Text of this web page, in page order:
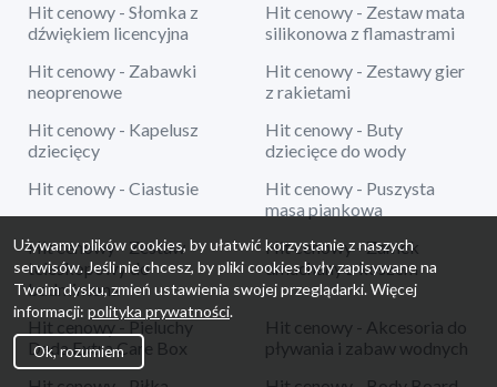
Hit cenowy - Słomka z
dźwiękiem licencyjna
Hit cenowy - Zestaw mata
silikonowa z flamastrami
Hit cenowy - Zabawki
neoprenowe
Hit cenowy - Zestawy gier
z rakietami
Hit cenowy - Kapelusz
dziecięcy
Hit cenowy - Buty
dziecięce do wody
Hit cenowy - Ciastusie
Hit cenowy - Puszysta
masa piankowa
Hit cenowy - Zestaw
teleskopowy do
badmintona
Hit cenowy - Zamek
dmuchany z koszem
Hit cenowy - Pieluchy
Dada Extra Care Box
Hit cenowy - Akcesoria do
pływania i zabaw wodnych
Używamy plików cookies, by ułatwić korzystanie z naszych
serwisów. Jeśli nie chcesz, by pliki cookies były zapisywane na
Twoim dysku, zmień ustawienia swojej przeglądarki. Więcej
informacji: polityka prywatności.
Ok, rozumiem